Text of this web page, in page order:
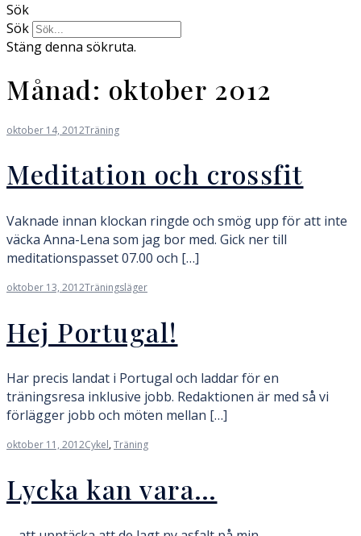
Sök
Sök
Stäng denna sökruta.
Månad: oktober 2012
oktober 14, 2012Träning
Meditation och crossfit
Vaknade innan klockan ringde och smög upp för att inte
väcka Anna-Lena som jag bor med. Gick ner till
meditationspasset 07.00 och […]
oktober 13, 2012Träningsläger
Hej Portugal!
Har precis landat i Portugal och laddar för en
träningsresa inklusive jobb. Redaktionen är med så vi
förlägger jobb och möten mellan […]
oktober 11, 2012Cykel,Träning
Lycka kan vara…